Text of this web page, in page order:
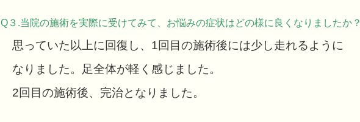
Q３.当院の施術を実際に受けてみて、お悩みの症状はどの様に良くなりましたか？
思っていた以上に回復し、1回目の施術後には少し走れるように
なりました。 足全体が軽く感じました。
2回目の施術後、完治となりました。